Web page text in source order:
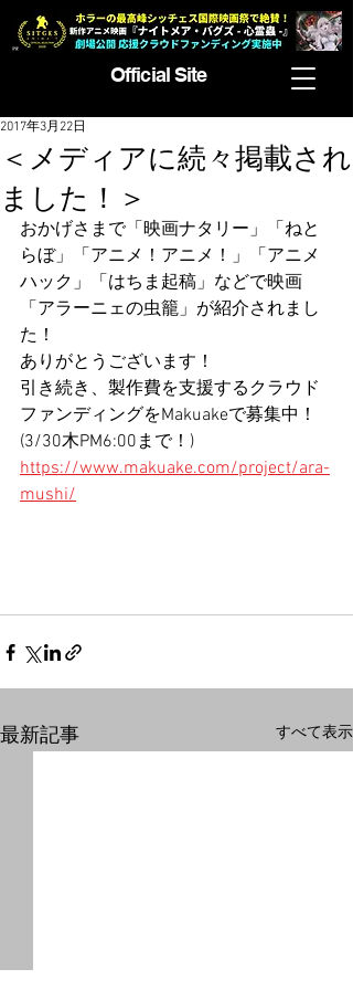
Official Site
＜メディアに続々掲載され
ました！＞
2017年3月22日
おかげさまで「映画ナタリー」「ねと
らぼ」「アニメ！アニメ！」「アニメ
ハック」「はちま起稿」などで映画
「アラーニェの虫籠」が紹介されまし
た！
ありがとうございます！
引き続き、製作費を支援するクラウド
ファンディングをMakuakeで募集中！
(3/30木PM6:00まで！)
https://www.makuake.com/project/ara-
mushi/
最新記事 すべて表示